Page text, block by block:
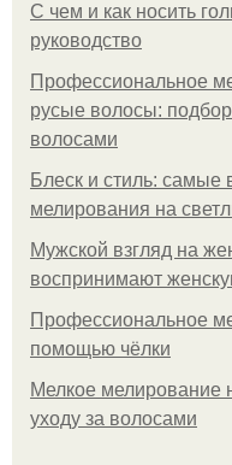
С чем и как носить
руководство
Профессиональное
русые волосы:
волосами
Блеск и стиль:
мелирования на
Мужской взгляд на
воспринимают
Профессиональное
помощью чёлки
Мелкое мелирование
уходу за волосами